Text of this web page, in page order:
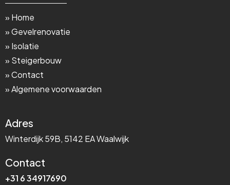
» Home
» Gevelrenovatie
» Isolatie
» Steigerbouw
» Contact
» Algemene voorwaarden
Adres
Winterdijk 59B, 5142 EA Waalwijk
Contact
+31 6 34917690